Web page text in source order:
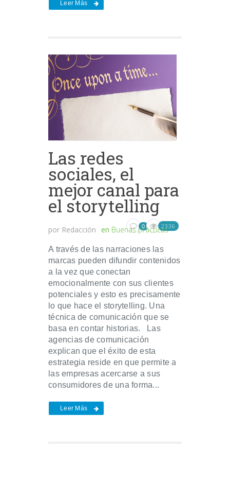
Leer Más
Las redes
sociales, el
mejor canal para
el storytelling
por Redacción en Buenas prácticas
0 2336
A través de las narraciones las
marcas pueden difundir contenidos
a la vez que conectan
emocionalmente con sus clientes
potenciales y esto es precisamente
lo que hace el storytelling. Una
técnica de comunicación que se
basa en contar historias. Las
agencias de comunicación
explican que el éxito de esta
estrategia reside en que permite a
las empresas acercarse a sus
consumidores de una forma...
Leer Más